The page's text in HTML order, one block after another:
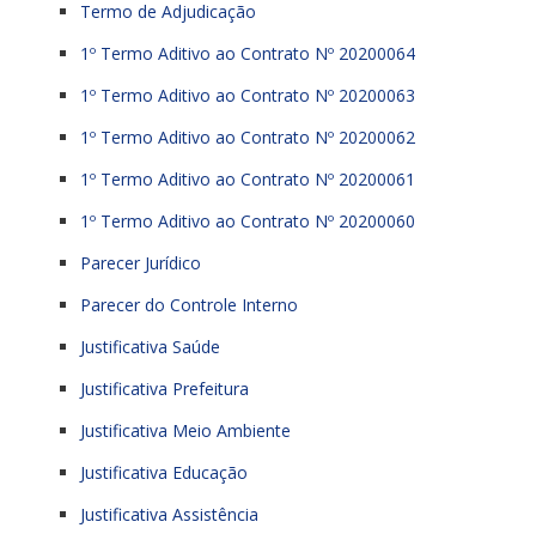
Termo de Adjudicação
1º Termo Aditivo ao Contrato Nº 20200064
1º Termo Aditivo ao Contrato Nº 20200063
1º Termo Aditivo ao Contrato Nº 20200062
1º Termo Aditivo ao Contrato Nº 20200061
1º Termo Aditivo ao Contrato Nº 20200060
Parecer Jurídico
Parecer do Controle Interno
Justificativa Saúde
Justificativa Prefeitura
Justificativa Meio Ambiente
Justificativa Educação
Justificativa Assistência